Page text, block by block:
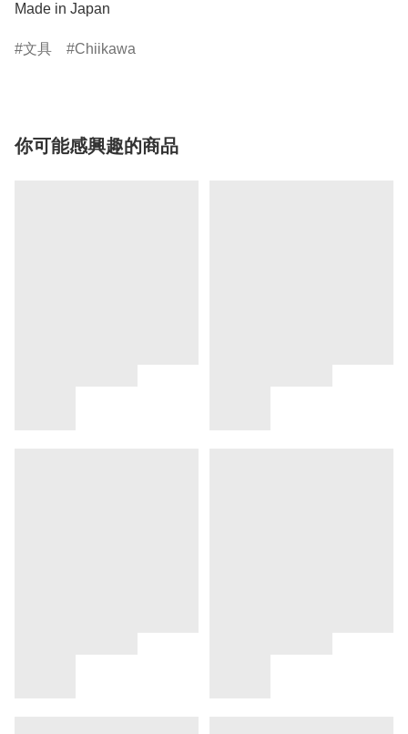
Made in Japan
文具 Chiikawa
你可能感興趣的商品